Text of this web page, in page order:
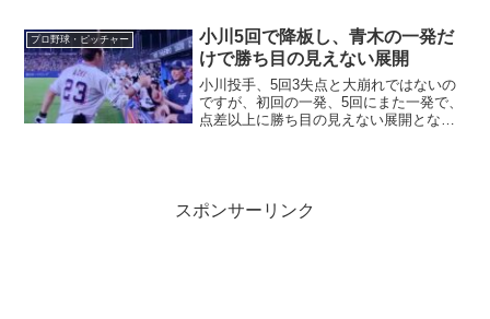
プロ野球・ピッチャー
小川5回で降板し、青木の一発だ
けで勝ち目の見えない展開
小川投手、5回3失点と大崩れではないの
ですが、初回の一発、5回にまた一発で、
点差以上に勝ち目の見えない展開となり
スポンサーリンク